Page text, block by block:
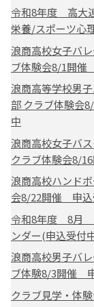
令和8年度 高大
栄養/スポーツ心
浪商高校女子バ
ブ体験会8/1開
浪商高等学校男
部 クラブ体験会
中
浪商高校女子バ
クラブ体験会8/
浪商高校ハンド
会8/22開催 申込
令和8年度 8月
ンダー(申込受付
浪商高校男子バ
ブ体験8/3開催
クラブ見学・体